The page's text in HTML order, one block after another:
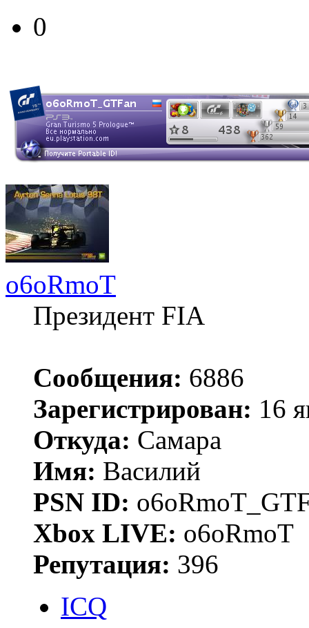
0
o6oRmoT
Президент FIA
Сообщения: 6886
Зарегистрирован: 16
Откуда: Самара
Имя: Василий
PSN ID:
Xbox LIVE: o6oRmoT
Репутация: 396
ICQ